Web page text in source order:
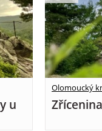
u
Olomoucký